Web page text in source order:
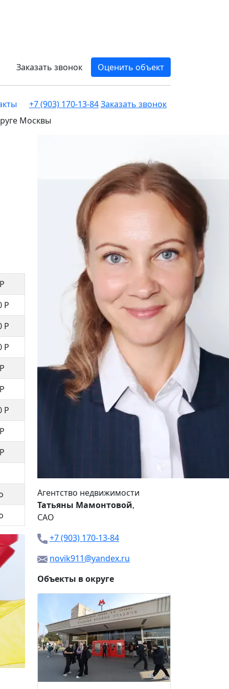
Заказать звонок
Оценить объект
+7 (903) 170-13-84Заказать звонок
Москвы
Р
Р
Р
Р
Агентство недвижимости
Татьяны Мамонтовой,
САО
+7 (903) 170-13-84
novik911@yandex.ru
Объекты в округе